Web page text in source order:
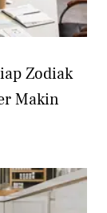
Zodiak
Makin